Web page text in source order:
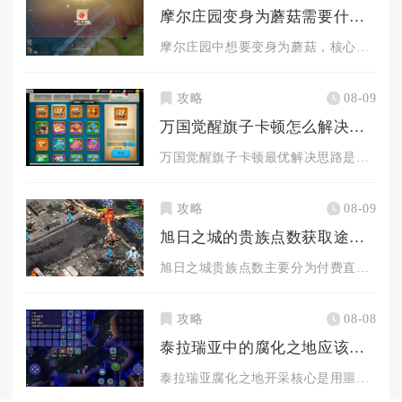
摩尔庄园变身为蘑菇需要什么步骤
攻略 08-09
万国觉醒旗子卡顿怎么解决较好
攻略 08-09
旭日之城的贵族点数获取途径有哪些
攻略 08-08
泰拉瑞亚中的腐化之地应该如何开采